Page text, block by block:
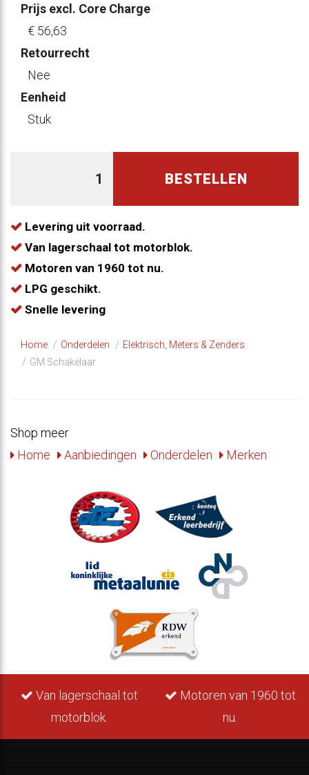
Prijs excl. Core Charge
€ 56,63
Retourrecht
Nee
Eenheid
Stuk
BESTELLEN
Levering uit voorraad.
Van lagerschaal tot motorblok.
Motoren van 1960 tot nu.
LPG geschikt.
Snelle levering
Home Onderdelen
​Elektrisch, Meters & Zenders
GM Schakelaar
Shop meer
Home
Aanbiedingen Onderdelen Merken
Van lagerschaal tot
motorblok.
Motoren van 1960 tot
nu.